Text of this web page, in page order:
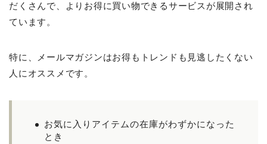
だくさんで、よりお得に買い物できるサービスが展開され
ています。
特に、メールマガジンはお得もトレンドも見逃したくない
人にオススメです。
お気に入りアイテムの在庫がわずかになった
とき